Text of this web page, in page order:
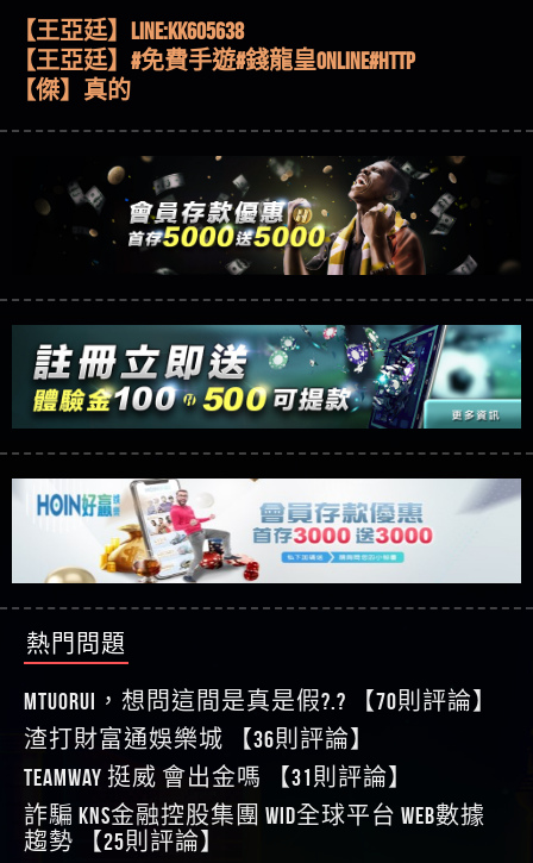
力智投資是詐騙嗎 南部老翁還在癡迷力智投資高
回報獲利 請不要在匯款
zg369】天盛商行詐騙 天盛商行是不是詐騙 天盛商
行是真的嗎 天盛商行是詐騙嗎 被天盛商行詐騙一
招教你拿回
【其他問題】 受害者援助賴【zg369】退休老翁被
大戶e點靈詐騙痛不欲生 大戶e點靈是真的嗎 大戶e
點靈是不是詐騙 大戶e點靈是詐騙嗎 大戶e點靈無
法出金 （大戶e點靈）教你如何規避詐騙陷阱
【其他問題】 弘記投資詐騙持續收割國人中【免
費討回資金賴zg369】弘記投資是詐騙嗎 弘記投資
是不是詐騙 弘記投資是真的嗎 被弘記投資詐騙的
錢怎麼辦 本文教你如何拿回被騙資金
【其他問題】 被騙追回賴【zg369】KnTop利用新型
詐騙手法欺詐群眾 KnTop是真的嗎 KnTop是不是詐騙
KnTop是詐騙嗎 【KnTop】KnTop無法出金 被KnTop詐騙
的錢一招拿回
【其他問題】機台運算專案詐騙持續收割國人中
【免費討回資金賴zg369】機台運算專案是詐騙嗎
機台運算專案是不是詐騙 機台運算專案是真的嗎
被機台運算專案詐騙的錢怎麼辦 本文教你如何拿
回被騙資金
【其他問題】 Hoyabit詐騙持續收割國人中【免費
討回資金賴zg369】Hoyabit是詐騙嗎 Hoyabit是不是詐
騙 Hoyabit是真的嗎 被HoyabitHoyabit詐騙的錢怎麼辦
本文教你如何拿回被騙資金
【其他問題】KS.M多元化行銷詐騙持續收割國人
中【免費討回資金賴zg369】KS.M多元化行銷是詐
騙嗎 KS.M多元化行銷是不是詐騙 KS.M多元化行銷是
真的嗎 被KS.M多元化行銷詐騙的錢怎麼辦 本文教
你如何拿回被騙資金
【其他問題】免費追回賴「zg369」深度解析野原
家 Family & Love如何詐騙 野原家 Family & Love是不是詐
騙 野原家 Family & Love是真的嗎 野原家 Family & Love是
詐騙嗎 165多次通報野原家 Family & Love是詐騙平台
【其他問題】元盈橋詐騙持續收割國人中【免費
討回資金賴zg369】元盈橋是詐騙嗎 元盈橋是不是
詐騙 元盈橋是真的嗎 被元盈橋詐騙的錢怎麼辦
【其他問題】被騙追回賴【zg369】M.L.Edge利用新
型詐騙手法欺詐群眾 M.L.Edge是真的嗎 M.L.Edge是不
金 被M.L.Edge詐騙的錢一招拿回
【其他問題】 Robinhood詐騙持續收割國人中【免
不是詐騙 Robinhood是真的嗎 被Robinhood詐騙的錢怎
麼辦 本文教你如何拿回被騙資金
資金賴zg369】FLTO是詐騙嗎 FLTO是不是詐騙 FLTO是
真的嗎 被FLTO詐騙的錢怎麼辦 本文教你如何拿回
被騙資金
【其他問題】 遇詐騙求救賴【zg369】八旬老翁被
ALYWS詐騙家破人亡 ALYWS是真的嗎 ALYWS是不是詐騙
ALYWS是詐騙嗎 （ALYWS）無法出金 請小心群組暗椿
【其他問題】 一招教你揭秘新型詐騙手法 （受害
者免費援助賴zg369）當當詐騙 當當是不是詐騙 當
當是真的嗎 當當是詐騙嗎 六旬老婦深信當當高獲
利回報被騙的家破人亡
【其他問題】用理性數據指路，開啟你的高回報
娛樂之旅
【其他問題】【老玩家不藏私】2025 線上老虎機
這樣挑！RTP、波動率和平台安全的全攻略！
【推薦博弈】這款《ATG 武俠》老虎機真的猛！玩
過才知道什麼叫超過3萬種中獎方式！
【推薦博弈】BNG電子遊戲完整攻略！熱門老虎
機、集鴻運玩法、獨家試玩一次看！
【其他問題】【2025】ATG試玩必看！戰神賽特
51,000倍數玩法攻略，輕鬆稱霸老虎機！
【其他問題】「拆解力智投資詐騙套路緊急追討
賴zg369」力智投資是不是詐騙 力智投資是真的嗎
力智投資是詐騙嗎 南部老翁還在癡迷力智投資高
回報獲利 請不要在匯款
【其他問題】 【遇天盛商行詐騙追回資金賴
zg369】天盛商行詐騙 天盛商行是不是詐騙 天盛商
行是真的嗎 天盛商行是詐騙嗎 被天盛商行詐騙一
招教你拿回
【其他問題】 受害者援助賴【zg369】退休老翁被
大戶e點靈詐騙痛不欲生 大戶e點靈是真的嗎 大戶e
點靈是不是詐騙 大戶e點靈是詐騙嗎 大戶e點靈無
法出金 （大戶e點靈）教你如何規避詐騙陷阱
【其他問題】 弘記投資詐騙持續收割國人中【免
費討回資金賴zg369】弘記投資是詐騙嗎 弘記投資
是不是詐騙 弘記投資是真的嗎 被弘記投資詐騙的
錢怎麼辦 本文教你如何拿回被騙資金
【其他問題】 被騙追回賴【zg369】KnTop利用新型
詐騙手法欺詐群眾 KnTop是真的嗎 KnTop是不是詐騙
KnTop是詐騙嗎 【KnTop】KnTop無法出金 被KnTop詐騙
的錢一招拿回
【其他問題】機台運算專案詐騙持續收割國人中
【免費討回資金賴zg369】機台運算專案是詐騙嗎
機台運算專案是不是詐騙 機台運算專案是真的嗎
被機台運算專案詐騙的錢怎麼辦 本文教你如何拿
回被騙資金
【其他問題】 Hoyabit詐騙持續收割國人中【免費
討回資金賴zg369】Hoyabit是詐騙嗎 Hoyabit是不是詐
騙 Hoyabit是真的嗎 被HoyabitHoyabit詐騙的錢怎麼辦
本文教你如何拿回被騙資金
【其他問題】KS.M多元化行銷詐騙持續收割國人
中【免費討回資金賴zg369】KS.M多元化行銷是詐
騙嗎 KS.M多元化行銷是不是詐騙 KS.M多元化行銷是
真的嗎 被KS.M多元化行銷詐騙的錢怎麼辦 本文教
【其他問題】免費追回賴「zg369」深度解析野原
家 Family & Love如何詐騙 野原家 Family & Love是不是詐
騙 野原家 Family & Love是真的嗎 野原家 Family & Love是
【其他問題】元盈橋詐騙持續收割國人中【免費
討回資金賴zg369】元盈橋是詐騙嗎 元盈橋是不是
【其他問題】被騙追回賴【zg369】M.L.Edge利用新
回答
【王亞廷】LINE:kK605638
【王亞廷】#免費手遊#錢龍皇ONLINE#http
【傑】真的
【沈樂慧】又是九州??爛死了黑網不要玩
【林伊依】爛死了拉贏錢直接鎖帳號可以去吃屎
【陳靜茹】推薦小畢，我也是小畢的會員～～
【黃家羭】推推
【AVA娛樂城】還會自己做假對話來毀謗欸哈哈哈
好厲
【陳順堪】黑網不出金
【黃伊珊】不推薦爛公司
【陳順堪】星匯娛樂城出金幾次後贏錢就不給出
金
【陳順堪】黑網出金幾次後贏了就不出金出
【玩運彩】
【asd】唬爛不出金黑網垃圾平台
【蘇俊曄】所以會出金嗎現在也是一樣的狀況
【侯依揚】廢物喔
【傑】推代理真的好相處
回答
【王亞廷】LINE:kK605638
【王亞廷】#免費手遊#錢龍皇ONLINE#http
【傑】真的
【蔡如軒】黑網一個呵呵
【Wei】讚
【沈樂慧】又是九州??爛死了黑網不要玩
【林伊依】爛死了拉贏錢直接鎖帳號可以去吃屎
【陳靜茹】推薦小畢，我也是小畢的會員～～
熱門問題
MTUORUi，想問這間是真是假?.? 【70則評論】
渣打財富通娛樂城 【36則評論】
TEAMWAY 挺威 會出金嗎 【31則評論】
詐騙 kns金融控股集團 WID全球平台 WEB數據
趨勢 【25則評論】